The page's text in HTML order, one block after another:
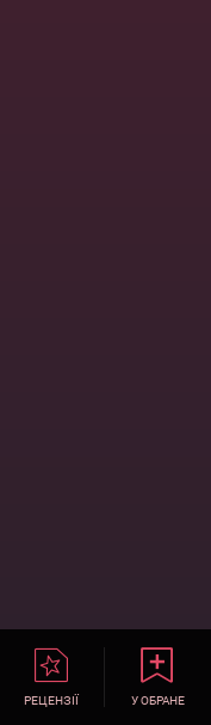
РЕЦЕНЗІЇ У ОБРАНЕ